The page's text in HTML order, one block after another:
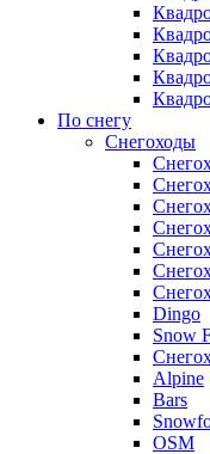
По снегу
Снегоходы
Dingo
Snow
Alpine
Bars
OSM